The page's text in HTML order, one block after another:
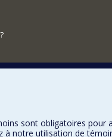
sont obligatoires
à notre utilisation de